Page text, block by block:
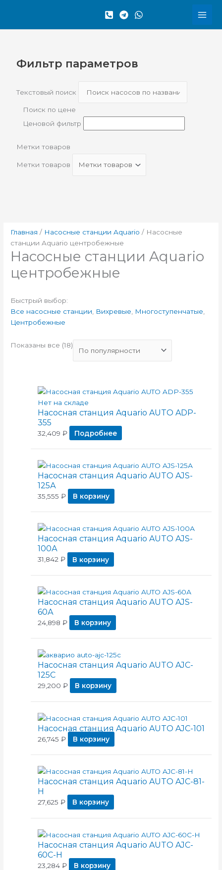
Фильтр параметров
Текстовый поиск
Поиск по цене
Ценовой фильтр
Метки товаров
Метки товаров
Главная / Насосные станции Aquario / Насосные
станции Aquario центробежные
Насосные станции Aquario
центробежные
Быстрый выбор:
Все насосные станции
Вихревые Многоступенчатые
Центробежные
Показаны все (18)
Нет на складе
Насосная станция Aquario AUTO ADP-
355
32,409 ₽ Подробнее
Насосная станция Aquario AUTO AJS-
125А
35,555 ₽ В корзину
Насосная станция Aquario AUTO AJS-
100А
31,842 ₽ В корзину
Насосная станция Aquario AUTO AJS-
60А
24,898 ₽ В корзину
Насосная станция Aquario AUTO AJC-
125C
29,200 ₽ В корзину
Насосная станция Aquario AUTO AJC-101
26,745 ₽ В корзину
Насосная станция Aquario AUTO AJC-81-
H
27,625 ₽ В корзину
Насосная станция Aquario AUTO AJC-
60C-H
23,284 ₽ В корзину